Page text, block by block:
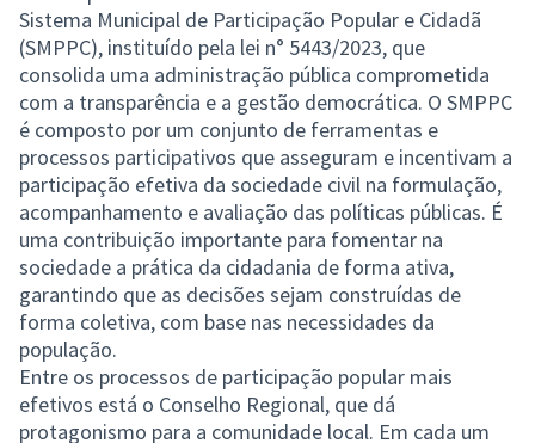
Sistema Municipal de Participação Popular e Cidadã
(SMPPC), instituído pela lei n° 5443/2023, que
consolida uma administração pública comprometida
com a transparência e a gestão democrática. O SMPPC
é composto por um conjunto de ferramentas e
processos participativos que asseguram e incentivam a
participação efetiva da sociedade civil na formulação,
acompanhamento e avaliação das políticas públicas. É
uma contribuição importante para fomentar na
sociedade a prática da cidadania de forma ativa,
garantindo que as decisões sejam construídas de
forma coletiva, com base nas necessidades da
população.
Entre os processos de participação popular mais
efetivos está o Conselho Regional, que dá
protagonismo para a comunidade local. Em cada um